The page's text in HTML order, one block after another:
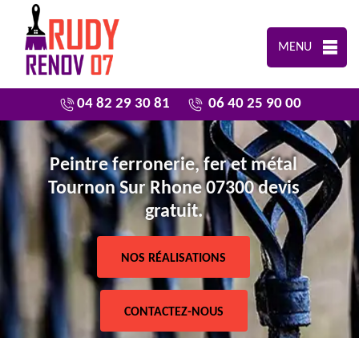
MENU
04 82 29 30 81 06 40 25 90 00
Peintre ferronerie, fer et métal
Tournon Sur Rhone 07300 devis
gratuit.
NOS RÉALISATIONS
CONTACTEZ-NOUS